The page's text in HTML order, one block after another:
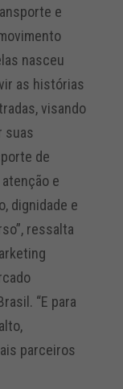
e
nasceu
as histórias
visando
suas
de
e
dignidade e
ressalta
“E para
parceiros